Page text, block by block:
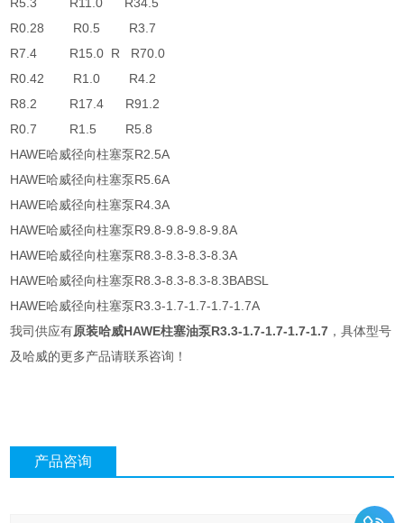
R0.28 R0.5 R3.7
R7.4 R15.0 R R70.0
R0.42 R1.0 R4.2
R8.2 R17.4 R91.2
R0.7 R1.5 R5.8
HAWE哈威径向柱塞泵R2.5A
HAWE哈威径向柱塞泵R5.6A
HAWE哈威径向柱塞泵R4.3A
HAWE哈威径向柱塞泵R9.8-9.8-9.8-9.8A
HAWE哈威径向柱塞泵R8.3-8.3-8.3-8.3A
HAWE哈威径向柱塞泵R8.3-8.3-8.3-8.3BABSL
HAWE哈威径向柱塞泵R3.3-1.7-1.7-1.7-1.7A
我司供应有原装哈威HAWE柱塞油泵R3.3-1.7-1.7-1.7-1.7 ，具体型号
及哈威的更多产品请联系咨询！
产品咨询